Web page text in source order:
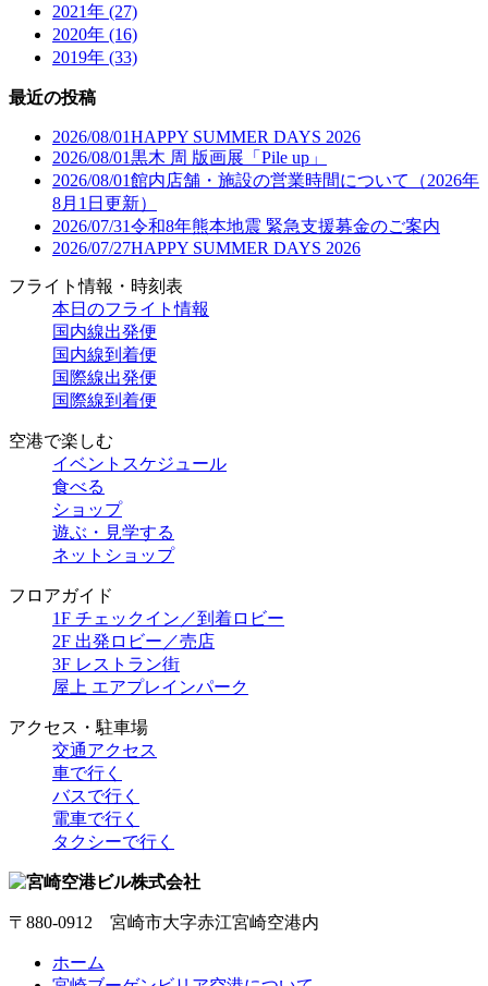
2021年 (27)
2020年 (16)
2019年 (33)
最近の投稿
2026/08/01HAPPY SUMMER DAYS 2026
2026/08/01黒木 周 版画展「Pile up」
2026/08/01館内店舗・施設の営業時間について（2026年
8月1日更新）
2026/07/31令和8年熊本地震 緊急支援募金のご案内
2026/07/27HAPPY SUMMER DAYS 2026
フライト情報・時刻表
本日のフライト情報
国内線出発便
国内線到着便
国際線出発便
国際線到着便
空港で楽しむ
イベントスケジュール
食べる
ショップ
遊ぶ・見学する
ネットショップ
フロアガイド
1F チェックイン／到着ロビー
2F 出発ロビー／売店
3F レストラン街
屋上 エアプレインパーク
アクセス・駐車場
交通アクセス
車で行く
バスで行く
電車で行く
タクシーで行く
〒880-0912 宮崎市大字赤江宮崎空港内
ホーム